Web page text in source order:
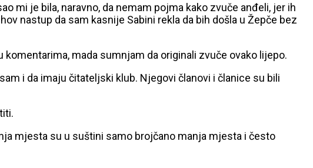
mi je bila, naravno, da nemam pojma kako zvuče anđeli, jer ih
nastup da sam kasnije Sabini rekla da bih došla u Žepče bez
mada sumnjam da originali zvuče ovako lijepo.
i da imaju čitateljski klub. Njegovi članovi i članice su bili
mjesta su u suštini samo brojčano manja mjesta i često